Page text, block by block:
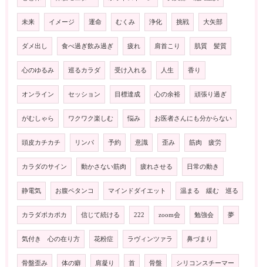
未来 イメージ 運命 むくみ 浄化 挑戦 大矢部
ダメ出し 食べ過ぎ飲み過ぎ 疲れ 肩首こり 肌質 髪質
心のゆるみ 巡るカラダ 受け入れる 人生 香り
オンライン セッション 目標達成 心の余裕 頑張り過ぎ
がむしゃら ワクワク楽しむ 悩み お医者さんにも分からない
頭皮カチカチ リンパ 予約 意識 歪み 筋肉 疲労
カラダのサイン 動かさない筋肉 疲れさせる 日常の動き
静電気 お腹ペタンコ マインドダイエット 温まる 緩む 巡る
カラダポカポカ 信じて続ける 222 zoom会 勉強会 夢
気付き 心の在り方 花粉症 ラヴィンツァラ 鼻づまり
骨盤歪み 体の癖 肩凝り 首 骨盤 シリコンスチーマー